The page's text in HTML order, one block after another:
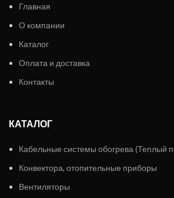
Главная
О компании
Каталог
Оплата и доставка
Контакты
КАТАЛОГ
Кабельные системы обогрева (Теплый
Конвектора, отопительные приборы
Вентиляторы